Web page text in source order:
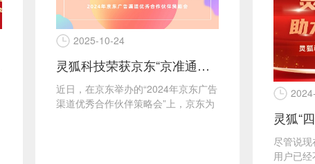
2025-10-24
灵狐科技荣获京东“京准通生态卓越合作伙伴”奖项
近日，在京东举办的“2024年京东广告
渠道优秀合作伙伴策略会”上，京东为
灵狐“
尽管说现
用户已